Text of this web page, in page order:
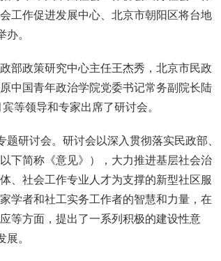
工作促进发展中心、北京市朝阳区将台地
。
部政策研究中心主任王杰秀，北京市民政
中国青年政治学院党委书记常务副院长陆
等领导和专家出席了研讨会。
研讨会。研讨会以深入贯彻落实民政部、
下简称《意见》），大力推进基层社会治
、社会工作专业人才为支撑的新型社区服
学者和社工实务工作者的智慧和力量，在
等方面，提出了一系列积极的建设性意
。